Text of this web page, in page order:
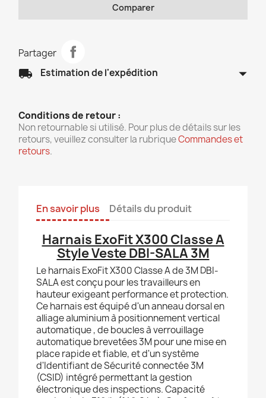
Comparer
Partager
local_shipping Estimation de l'expédition arrow_drop_down
Conditions de retour :
Non retournable si utilisé. Pour plus de détails sur les
retours, veuillez consulter la rubriqueCommandes et
retours.
En savoir plus Détails du produit
Harnais ExoFit X300 Classe A
Style Veste DBI-SALA 3M
Le harnais ExoFit X300 Classe A de 3M DBI-
SALA est conçu pour les travailleurs en
hauteur exigeant performance et protection.
Ce harnais est équipé d'un anneau dorsal en
alliage aluminium à positionnement vertical
automatique , de boucles à verrouillage
automatique brevetées 3M pour une mise en
place rapide et fiable, et d'un système
d'Identifiant de Sécurité connectée 3M
(CSID) intégré permettant la gestion
électronique des inspections. Capacité